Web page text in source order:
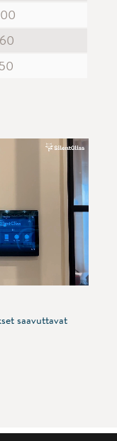
saavuttavat